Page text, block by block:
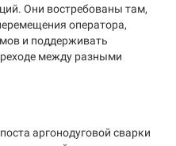
Они востребованы там,
оператора,
и поддерживать
между разными
аргонодуговой сварки